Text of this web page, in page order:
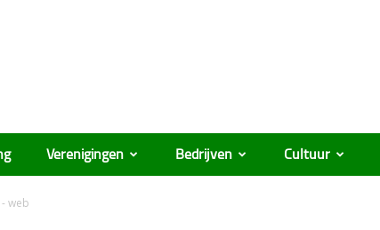
Verenigingen Bedrijven Cultuur
web